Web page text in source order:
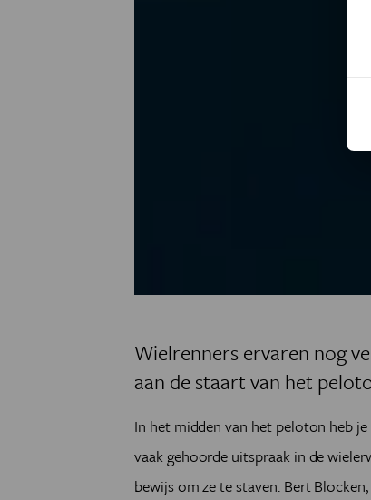
Wielrenners ervaren nog
aan de staart van het
In het midden van het peloton heb
vaak gehoorde uitspraak in de
bewijs om ze te staven. Bert